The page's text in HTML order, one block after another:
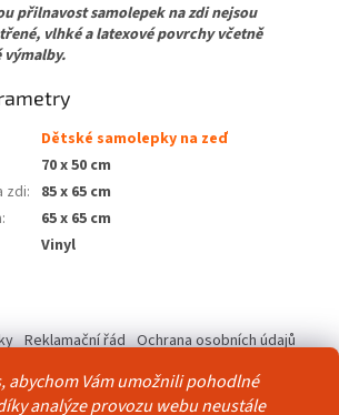
abychom Vám umožnili pohodlné
analýze provozu webu neustále
samolepek na zdi nejsou
vlhké a latexové povrchy včetně
výmalby.
Dětské samolepky na zeď
70 x 50 cm
zdi: 85 x 65 cm
:
65 x 65 cm
Vinyl
Reklamační řád Ochrana osobních údajů